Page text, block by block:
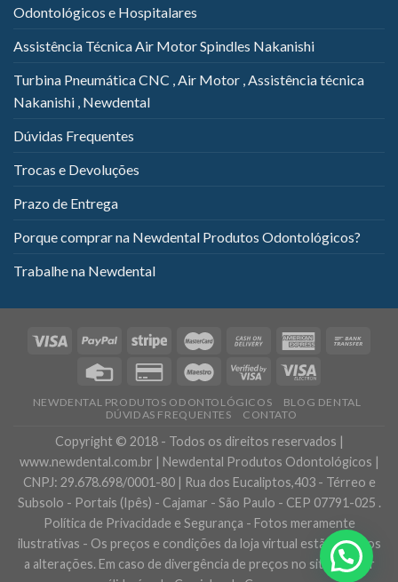
Odontológicos e Hospitalares
Assistência Técnica Air Motor Spindles Nakanishi
Turbina Pneumática CNC , Air Motor , Assistência técnica
Nakanishi , Newdental
Dúvidas Frequentes
Trocas e Devoluções
Prazo de Entrega
Porque comprar na Newdental Produtos Odontológicos?
Trabalhe na Newdental
NEWDENTAL PRODUTOS ODONTOLÓGICOS
BLOG DENTAL
DÚVIDAS FREQUENTES
CONTATO
Copyright © 2018 - Todos os direitos reservados |
www.newdental.com.br | Newdental Produtos Odontológicos |
CNPJ: 29.678.698/0001-80 | Rua dos Eucaliptos,403 - Térreo e
Subsolo - Portais (Ipês) - Cajamar - São Paulo - CEP 07791-025 .
Política de Privacidade e Segurança - Fotos meramente
ilustrativas - Os preços e condições da loja virtual estão sujeitos
a alterações. Em caso de divergência de preços no site, o valor